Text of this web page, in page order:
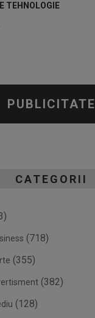
TEHNOLOGIE
PUBLICITATE
CATEGORII
(718)
(355)
(382)
(128)